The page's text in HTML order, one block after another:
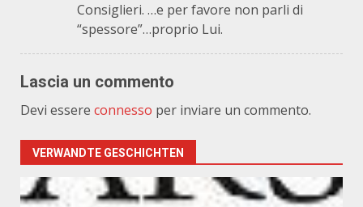
Consiglieri. …e per favore non parli di
“spessore”…proprio Lui.
Lascia un commento
Devi essere connesso per inviare un commento.
VERWANDTE GESCHICHTEN